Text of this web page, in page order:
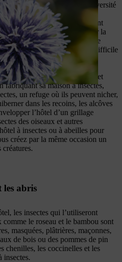
d’insectes et la biodiversité
la pollinisation et l’équilibre
créant un espace accueillant
vous vous débarrasserez par la
vos plantations. L’impact de
a non seulement rendu plus difficile
insectes, mais les lieux de
pour les abeilles et les
en plus difficiles à trouver et
fabriquant sa maison à insectes,
un refuge où ils peuvent nicher,
dans les recoins, les alcôves
l’hôtel d’un grillage
des oiseaux et autres
à insectes ou à abeilles pour
créez par la même occasion un
créatures.
les abris
les insectes qui l’utiliseront
le roseau et le bambou sont
masquées, plâtrières, maçonnes,
de bois ou des pommes de pin
chenilles, les coccinelles et les
insectes.